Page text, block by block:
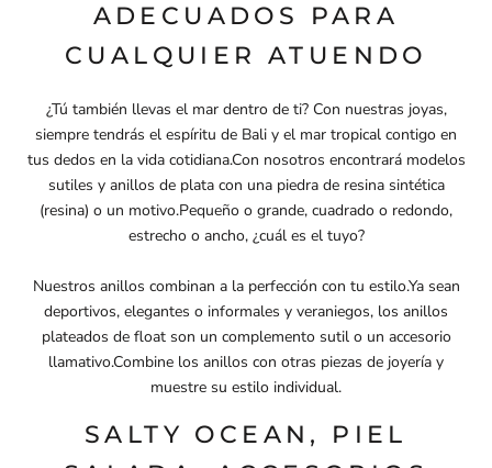
ADECUADOS PARA
CUALQUIER ATUENDO
¿Tú también llevas el mar dentro de ti? Con nuestras joyas,
siempre tendrás el espíritu de Bali y el mar tropical contigo en
tus dedos en la vida cotidiana.Con nosotros encontrará modelos
sutiles y anillos de plata con una piedra de resina sintética
(resina) o un motivo.Pequeño o grande, cuadrado o redondo,
estrecho o ancho, ¿cuál es el tuyo?
Nuestros anillos combinan a la perfección con tu estilo.Ya sean
deportivos, elegantes o informales y veraniegos, los anillos
plateados de float son un complemento sutil o un accesorio
llamativo.Combine los anillos con otras piezas de joyería y
muestre su estilo individual.
SALTY OCEAN, PIEL